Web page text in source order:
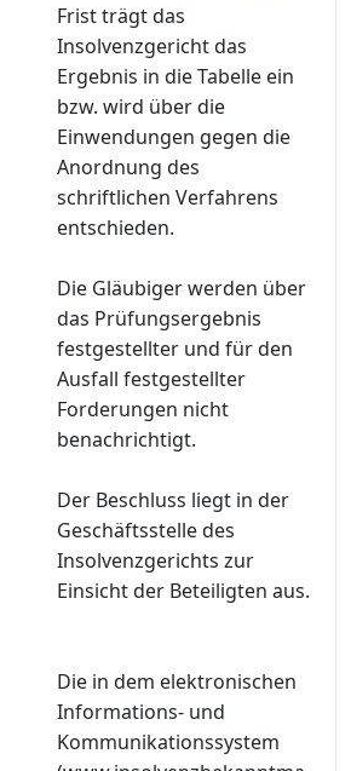
Frist trägt das
Insolvenzgericht das
Ergebnis in die Tabelle ein
bzw. wird über die
Einwendungen gegen die
Anordnung des
schriftlichen Verfahrens
entschieden.
Die Gläubiger werden über
das Prüfungsergebnis
festgestellter und für den
Ausfall festgestellter
Forderungen nicht
benachrichtigt.
Der Beschluss liegt in der
Geschäftsstelle des
Insolvenzgerichts zur
Einsicht der Beteiligten aus.
Die in dem elektronischen
Informations- und
Kommunikationssystem